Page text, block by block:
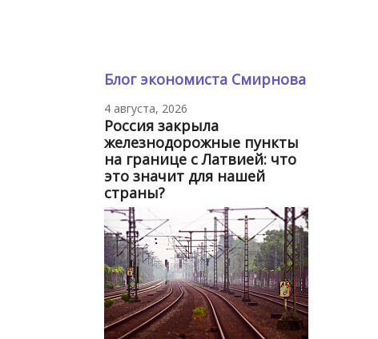
Блог экономиста Смирнова
4 августа, 2026
Россия закрыла
железнодорожные пункты
на границе с Латвией: что
это значит для нашей
страны?